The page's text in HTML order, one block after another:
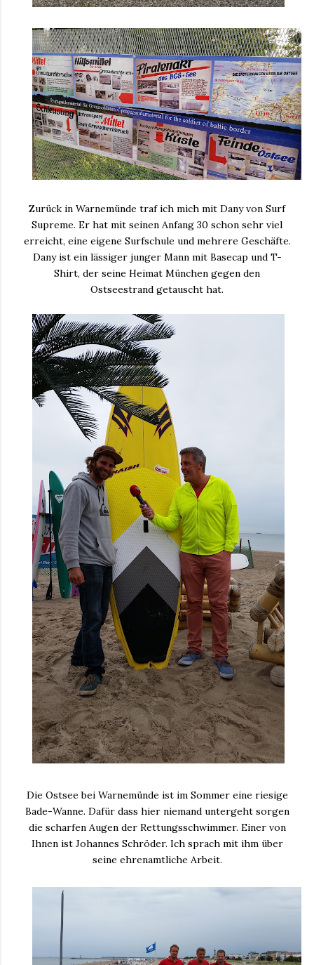
Zurück in Warnemünde traf ich mich mit Dany von Surf
Supreme. Er hat mit seinen Anfang 30 schon sehr viel
erreicht, eine eigene Surfschule und mehrere Geschäfte.
Dany ist ein lässiger junger Mann mit Basecap und T-
Shirt, der seine Heimat München gegen den
Ostseestrand getauscht hat.
Die Ostsee bei Warnemünde ist im Sommer eine riesige
Bade-Wanne. Dafür dass hier niemand untergeht sorgen
die scharfen Augen der Rettungsschwimmer. Einer von
Ihnen ist Johannes Schröder. Ich sprach mit ihm über
seine ehrenamtliche Arbeit.